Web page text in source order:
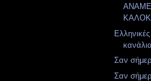
Σαν
Σαν